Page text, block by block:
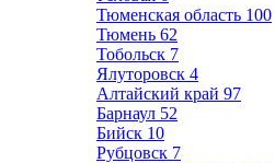
Тюменская область 100
Тюмень 62
Тобольск 7
Ялуторовск 4
Алтайский край 97
Барнаул 52
Бийск 10
Рубцовск 7